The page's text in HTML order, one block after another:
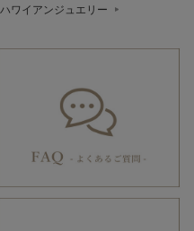
ハワイアンジュエリー